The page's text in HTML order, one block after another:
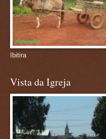
Ibitira
Vista da Igreja